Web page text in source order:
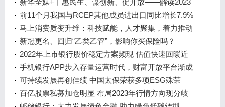
新华全媒+丨惠民生、谋创新、促开放——解读2023
年我国关税调整方案
前11个月我国与RCEP其他成员进出口同比增长7.9%
马上消费质变升维：科技赋能，人才聚集，着力推动
高质量发展
新冠更名、回归“乙类乙管”，影响你买保险吗？
2022年上市银行股价稳定方案频现 估值快速回暖近
两月再无银行跟进
手机银行APP步入存量运营时代，财富开放平台渐成
主流
可持续发展再创佳绩 中国太保荣获多项ESG殊荣
百亿股票私募加仓明显 布局2023年行情方向现分歧